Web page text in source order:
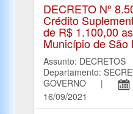
DECRETO Nº
Crédito
de R$ 1.100,00
Município de São
Assunto:
Departamento:
GOVERNO |
16/09/2021